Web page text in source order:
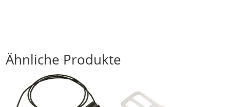
Ähnliche Produkte